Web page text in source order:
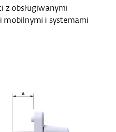
z obsługiwanymi
i systemami